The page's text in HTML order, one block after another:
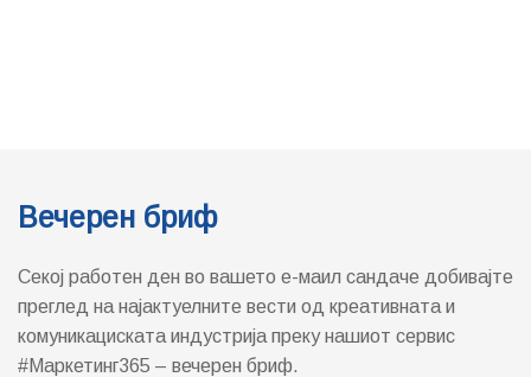
Вечерен бриф
Секој работен ден во вашето е-маил сандаче добивајте
преглед на најактуелните вести од креативната и
комуникациската индустрија преку нашиот сервис
#Маркетинг365 – вечерен бриф.